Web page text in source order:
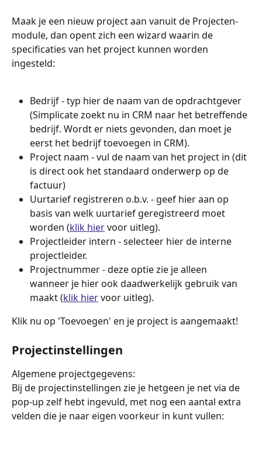
Maak je een nieuw project aan vanuit de Projecten-
module, dan opent zich een wizard waarin de
specificaties van het project kunnen worden
ingesteld:
Bedrijf - typ hier de naam van de opdrachtgever
(Simplicate zoekt nu in CRM naar het betreffende
bedrijf. Wordt er niets gevonden, dan moet je
eerst het bedrijf toevoegen in CRM).
Project naam - vul de naam van het project in (dit
is direct ook het standaard onderwerp op de
factuur)
Uurtarief registreren o.b.v. - geef hier aan op
basis van welk uurtarief geregistreerd moet
worden (klik hier voor uitleg).
Projectleider intern - selecteer hier de interne
projectleider.
Projectnummer - deze optie zie je alleen
wanneer je hier ook daadwerkelijk gebruik van
maakt (klik hier voor uitleg).
Klik nu op 'Toevoegen' en je project is aangemaakt!
Projectinstellingen
Algemene projectgegevens:
Bij de projectinstellingen zie je hetgeen je net via de
pop-up zelf hebt ingevuld, met nog een aantal extra
velden die je naar eigen voorkeur in kunt vullen: